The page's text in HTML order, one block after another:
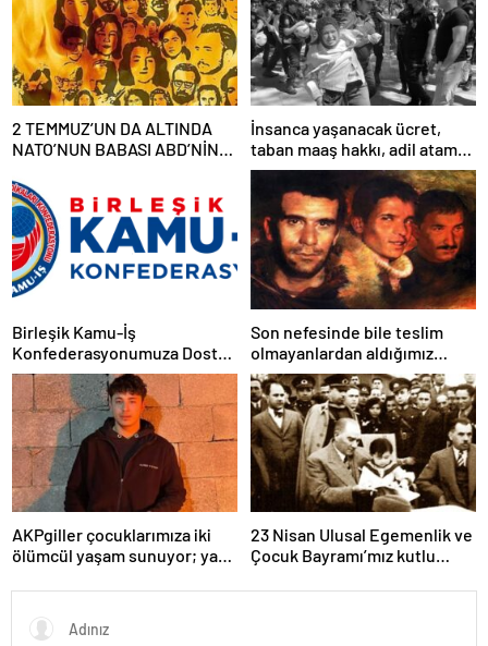
2 TEMMUZ’UN DA ALTINDA
NATO’NUN BABASI ABD’NİN
İnsanca yaşanacak ücret,
taban maaş hakkı, adil atama
sistemi, laik, bilimsel,
demokratik, parasız bir eğitim
sistemi sağlanana dek
mücadelemizi sürdüreceğiz.
Birleşik Kamu-İş
Konfederasyonumuza Dostça
Uyarı ve Önerimizdir:
Son nefesinde bile teslim
olmayanlardan aldığımız
bayrağı “Tam Bağımsız
Türkiye” mücadelemizde
dalgalandırıyoruz.
AKPgiller çocuklarımıza iki
ölümcül yaşam sunuyor; ya
da okullarından koparılarak
parababalarına ucuz iş gücü
sağlayan MESEM lerde
23 Nisan Ulusal Egemenlik ve
Çocuk Bayramı’mız kutlu